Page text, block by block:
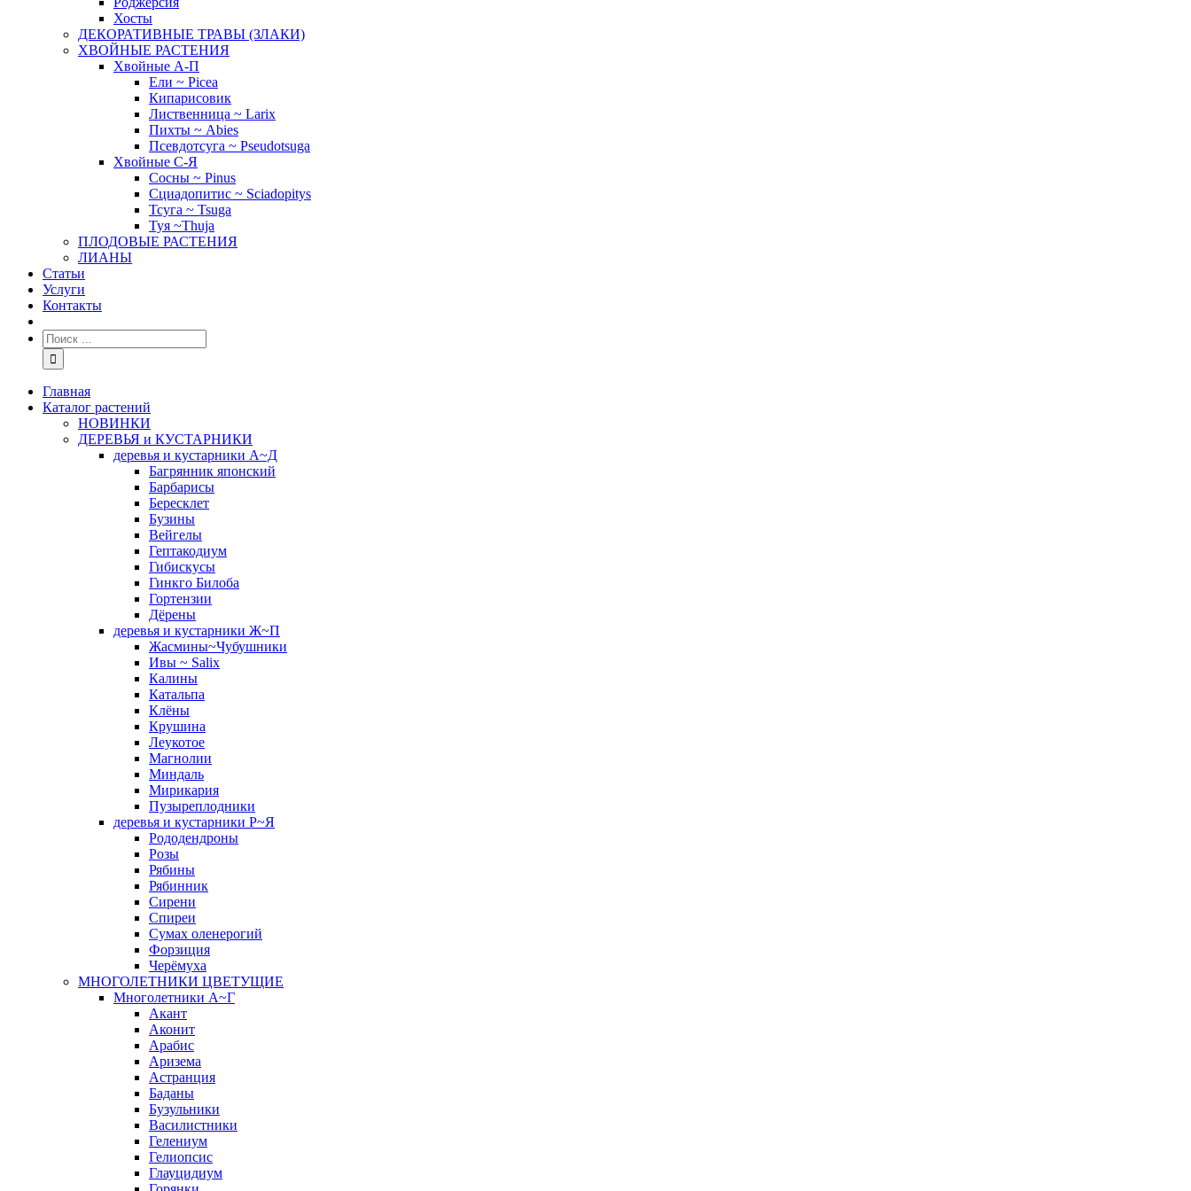
Хосты
ДЕКОРАТИВНЫЕ ТРАВЫ (ЗЛАКИ)
ХВОЙНЫЕ РАСТЕНИЯ
Хвойные А-П
Ели ~ Picea
Кипарисовик
Лиственница ~ Larix
Пихты ~ Abies
Псевдотсуга ~ Pseudotsuga
Хвойные С-Я
Сосны ~ Pinus
Сциадопитис ~ Sciadopitys
Тсуга ~ Tsuga
Туя ~Thuja
ПЛОДОВЫЕ РАСТЕНИЯ
ЛИАНЫ
Статьи
Услуги
Контакты
Главная
Каталог растений
НОВИНКИ
ДЕРЕВЬЯ и КУСТАРНИКИ
деревья и кустарники А~Д
Багрянник японский
Барбарисы
Бересклет
Бузины
Вейгелы
Гептакодиум
Гибискусы
Гинкго Билоба
Гортензии
Дёрены
деревья и кустарники Ж~П
Жасмины~Чубушники
Ивы ~ Salix
Калины
Катальпа
Клёны
Крушина
Леукотое
Магнолии
Миндаль
Мирикария
Пузыреплодники
деревья и кустарники Р~Я
Рододендроны
Розы
Рябины
Рябинник
Сирени
Спиреи
Сумах оленерогий
Форзиция
Черёмуха
МНОГОЛЕТНИКИ ЦВЕТУЩИЕ
Многолетники А~Г
Акант
Аконит
Арабис
Аризема
Астранция
Баданы
Бузульники
Василистники
Гелениум
Гелиопсис
Глауцидиум